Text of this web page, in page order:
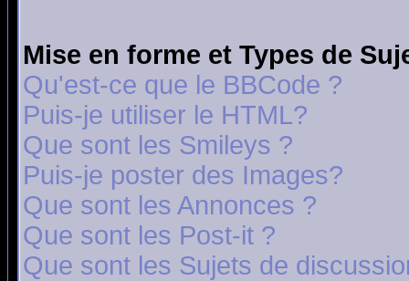
Mise en forme et Types de
Qu'est-ce que le BBCode ?
Puis-je utiliser le HTML?
Que sont les Smileys ?
Puis-je poster des Images?
Que sont les Annonces ?
Que sont les Post-it ?
Que sont les Sujets de